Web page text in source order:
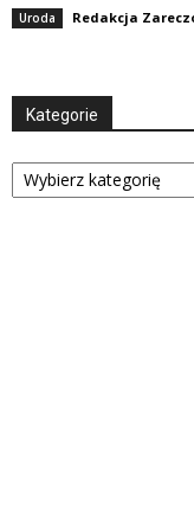
Uroda Redakcja
Kategorie
Kategorie